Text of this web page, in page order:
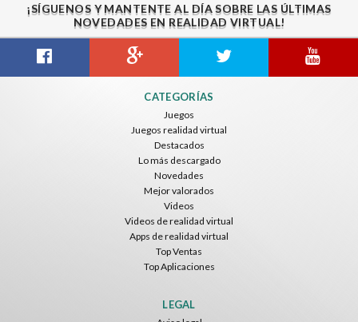
¡SÍGUENOS Y MANTENTE AL DÍA SOBRE LAS ÚLTIMAS
NOVEDADES EN REALIDAD VIRTUAL!
CATEGORÍAS
Juegos
Juegos realidad virtual
Destacados
Lo más descargado
Novedades
Mejor valorados
Videos
Videos de realidad virtual
Apps de realidad virtual
Top Ventas
Top Aplicaciones
LEGAL